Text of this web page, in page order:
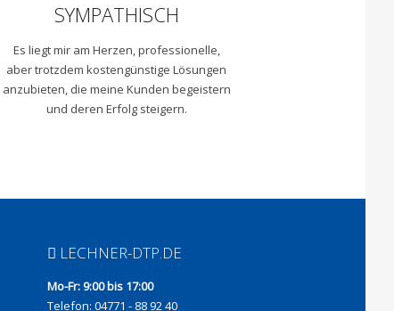
SYMPATHISCH
Es liegt mir am Herzen, professionelle,
aber trotzdem kostengünstige Lösungen
anzubieten, die meine Kunden begeistern
und deren Erfolg steigern.
LECHNER-DTP.DE
Mo-Fr: 9:00 bis 17:00
Telefon: 04771 - 88 92 40